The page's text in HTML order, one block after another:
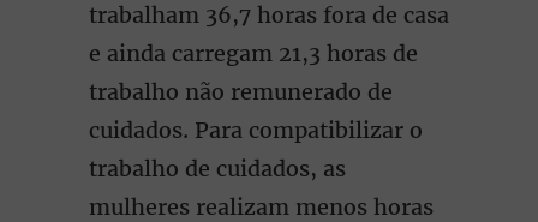
trabalham 36,7 horas fora de casa
e ainda carregam 21,3 horas de
trabalho não remunerado de
cuidados. Para compatibilizar o
trabalho de cuidados, as
mulheres realizam menos horas